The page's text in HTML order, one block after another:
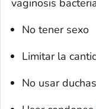
vaginosis
No tener sexo
Limitar la
No usar